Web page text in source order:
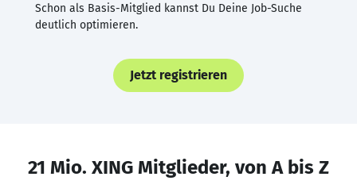
Schon als Basis-Mitglied kannst Du Deine Job-Suche
deutlich optimieren.
Jetzt registrieren
21 Mio. XING Mitglieder, von A bis Z